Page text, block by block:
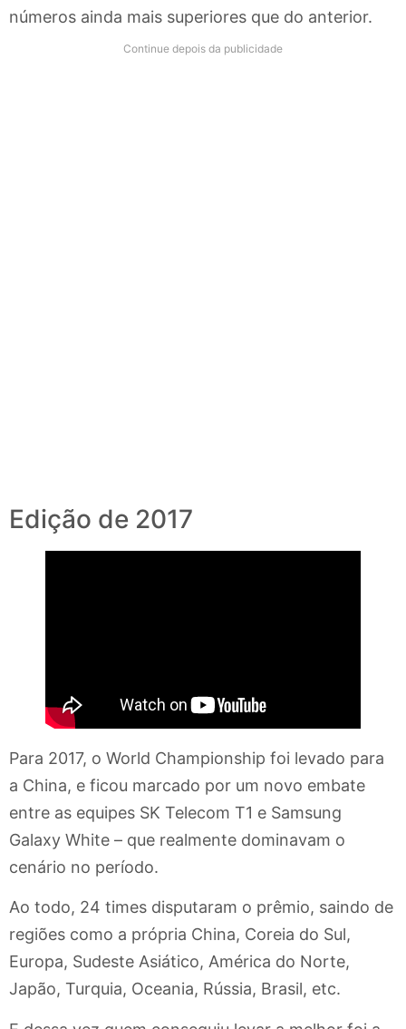
números ainda mais superiores que do anterior.
Continue depois da publicidade
Edição de 2017
Para 2017, o World Championship foi levado para
a China, e ficou marcado por um novo embate
entre as equipes SK Telecom T1 e Samsung
Galaxy White – que realmente dominavam o
cenário no período.
Ao todo, 24 times disputaram o prêmio, saindo de
regiões como a própria China, Coreia do Sul,
Europa, Sudeste Asiático, América do Norte,
Japão, Turquia, Oceania, Rússia, Brasil, etc.